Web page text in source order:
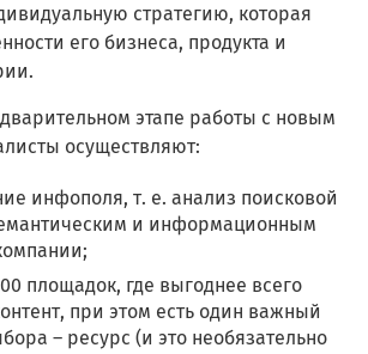
стратегию, которая
его бизнеса, продукта и
этапе работы с новым
осуществляют:
инфополя, т. е. анализ поисковой
и информационным
площадок, где выгоднее всего
при этом есть один важный
– ресурс (и это необязательно